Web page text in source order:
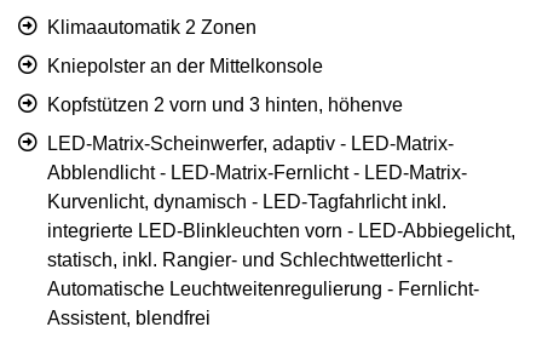
Klimaautomatik 2 Zonen
Kniepolster an der Mittelkonsole
Kopfstützen 2 vorn und 3 hinten, höhenve
LED-Matrix-Scheinwerfer, adaptiv - LED-Matrix-
Abblendlicht - LED-Matrix-Fernlicht - LED-Matrix-
Kurvenlicht, dynamisch - LED-Tagfahrlicht inkl.
integrierte LED-Blinkleuchten vorn - LED-Abbiegelicht,
statisch, inkl. Rangier- und Schlechtwetterlicht -
Automatische Leuchtweitenregulierung - Fernlicht-
Assistent, blendfrei